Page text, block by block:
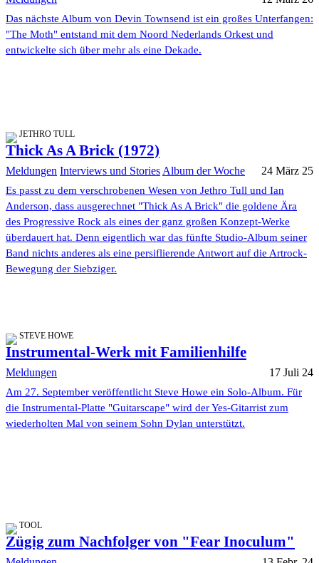
Das nächste Album von Devin Townsend ist ein großes Unterfangen:
"The Moth" entstand mit dem Noord Nederlands Orkest und
entwickelte sich über mehr als eine Dekade.
JETHRO TULL
Thick As A Brick (1972)
Meldungen Interviews und Stories Album der Woche 24 März 25
Es passt zu dem verschrobenen Wesen von Jethro Tull und Ian
Anderson, dass ausgerechnet "Thick As A Brick" die goldene Ära
des Progressive Rock als eines der ganz großen Konzept-Werke
überdauert hat. Denn eigentlich war das fünfte Studio-Album seiner
Band nichts anderes als eine persiflierende Antwort auf die Artrock-
Bewegung der Siebziger.
STEVE HOWE
Instrumental-Werk mit Familienhilfe
Meldungen 17 Juli 24
Am 27. September veröffentlicht Steve Howe ein Solo-Album. Für
die Instrumental-Platte "Guitarscape" wird der Yes-Gitarrist zum
wiederholten Mal von seinem Sohn Dylan unterstützt.
TOOL
Zügig zum Nachfolger von "Fear Inoculum"